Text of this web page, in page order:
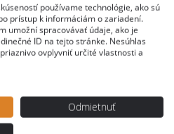
používame technológie, ako sú
prístup k informáciám o zariadení.
umožní spracovávať údaje, ako je
ID na tejto stránke. Nesúhlas
ovplyvniť určité vlastnosti a
Odmietnuť